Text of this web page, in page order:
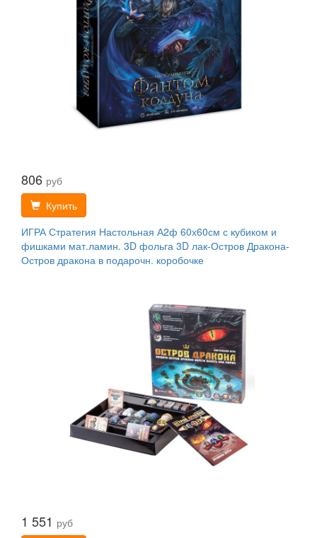
806 руб
Купить
ИГРА Стратегия Настольная А2ф 60х60см с кубиком и
фишками мат.ламин. 3D фольга 3D лак-Остров Дракона-
Остров дракона в подарочн. коробочке
1 551 руб